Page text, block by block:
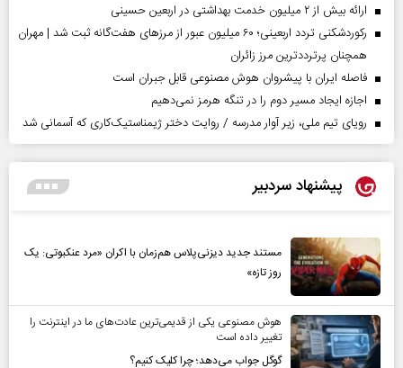
ارائه بیش از ۲ میلیون خدمت بهداشتی در اربعین حسینی
رکوردشکنی تردد اربعینی؛ ۶۰ میلیون عبور از مرزهای هفت‌گانه ثبت شد | مهران
همچنان پرترددترین مرز زائران
فاصله ایران با پیشرو‌ان هوش مصنوعی قابل جبران است
اجازه ایجاد مسیر دوم را در تنگه هرمز نمی‌دهیم
رویای تیم ملی، زیر آوار مدرسه / روایت دختر ژیمناستیک‌کاری که آسمانی شد
پیشنهاد سردبیر
مستند جدید دیزنی‌پلاس هم‌زمان با اکران «مرد عنکبوتی: یک
روز تازه»
هوش مصنوعی یکی از قدیمی‌ترین عادت‌های ما در اینترنت را
تغییر داده است
گوگل جواب می‌دهد؛ چرا کلیک کنیم؟